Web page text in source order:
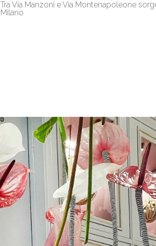
Tra Via Manzoni e Via Montenapoleone
Milano